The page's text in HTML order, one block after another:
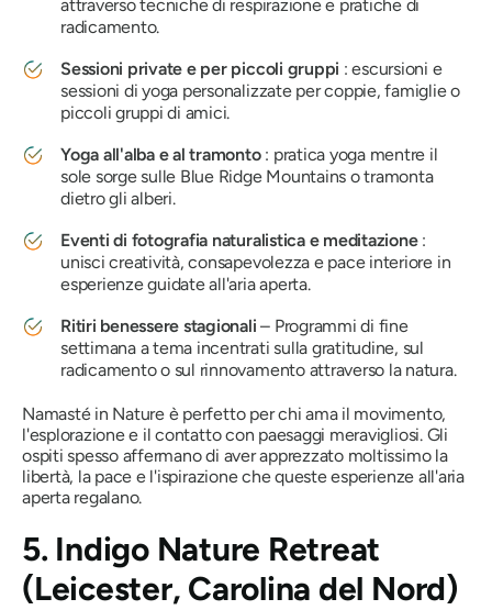
attraverso tecniche di respirazione e pratiche di
radicamento.
Sessioni private e per piccoli gruppi : escursioni e
sessioni di yoga personalizzate per coppie, famiglie o
piccoli gruppi di amici.
Yoga all'alba e al tramonto: pratica yoga mentre il
sole sorge sulle Blue Ridge Mountains o tramonta
dietro gli alberi.
Eventi di fotografia naturalistica e meditazione:
unisci creatività, consapevolezza e pace interiore in
esperienze guidate all'aria aperta.
Ritiri benessere stagionali – Programmi di fine
settimana a tema incentrati sulla gratitudine, sul
radicamento o sul rinnovamento attraverso la natura.
Namasté in Nature è perfetto per chi ama il movimento,
l'esplorazione e il contatto con paesaggi meravigliosi. Gli
ospiti spesso affermano di aver apprezzato moltissimo la
libertà, la pace e l'ispirazione che queste esperienze all'aria
aperta regalano.
5. Indigo Nature Retreat
(Leicester, Carolina del Nord)